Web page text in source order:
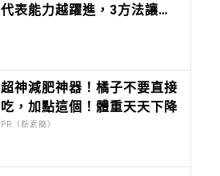
代表能力越躍進，3方法讓孩
超神減肥神器！橘子不要直接
吃，加點這個！體重天天下降
PR（新素簡）